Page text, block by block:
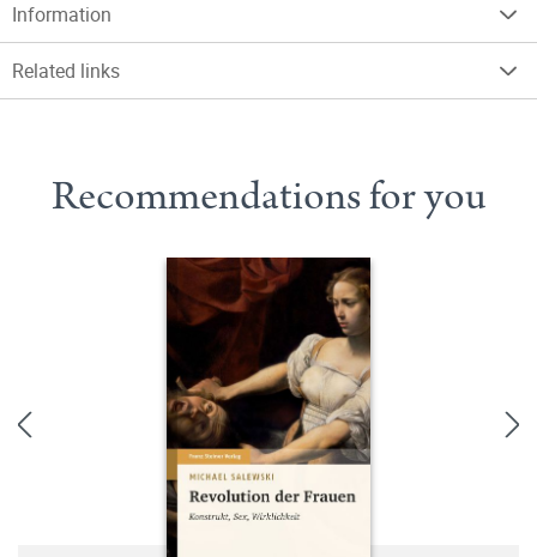
Information
Related links
Recommendations for you